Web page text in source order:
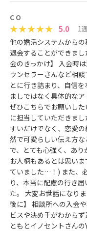
C O
5.0
1
他の婚活システムから
退会することができま
会のきっかけ】 入会時
ウンセラーさんなど相
とに行き詰まり、自信
ましではなく具体的な
ぜひこちらでお願いし
に担当していただきま
すいだけでなく、恋愛
然で可愛らしい伝え方
で、とても心強く、あ
お人柄もあるとは思い
ていました…！) また、
り、本当に配慮の行き
た。 大変お世話になり
後に】 相談所への入会
ビスや決め手がわから
ともとイノセントさん